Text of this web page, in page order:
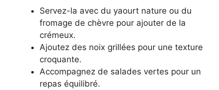
Servez-la avec du yaourt nature ou du
fromage de chèvre pour ajouter de la
crémeux.
Ajoutez des noix grillées pour une texture
croquante.
Accompagnez de salades vertes pour un
repas équilibré.